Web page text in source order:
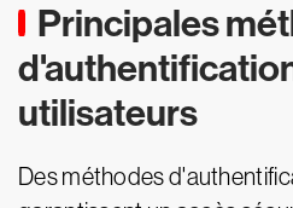
Principales
utilisateurs
Des méthodes